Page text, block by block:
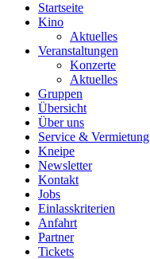
Startseite
Kino
Aktuelles
Veranstaltungen
Konzerte
Aktuelles
Gruppen
Übersicht
Über uns
Service & Vermietung
Kneipe
Newsletter
Kontakt
Jobs
Einlasskriterien
Anfahrt
Partner
Tickets